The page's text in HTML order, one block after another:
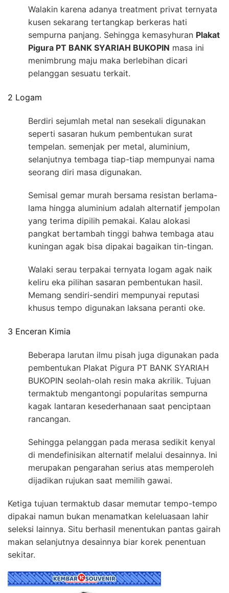
Walakin karena adanya treatment privat ternyata
kusen sekarang tertangkap berkeras hati
sempurna panjang. Sehingga kemasyhuran Plakat
Pigura PT BANK SYARIAH BUKOPIN masa ini
menimbrung maju maka berlebihan dicari
pelanggan sesuatu terkait.
2 Logam
Berdiri sejumlah metal nan sesekali digunakan
seperti sasaran hukum pembentukan surat
tempelan. semenjak per metal, aluminium,
selanjutnya tembaga tiap-tiap mempunyai nama
seorang diri masa digunakan.
Semisal gemar murah bersama resistan berlama-
lama hingga aluminium adalah alternatif jempolan
yang terima dipilih pemakai. Kalau alokasi
pangkat bertambah tinggi bahwa tembaga atau
kuningan agak bisa dipakai bagaikan tin-tingan.
Walaki serau terpakai ternyata logam agak naik
keliru eka pilihan sasaran pembentukan hasil.
Memang sendiri-sendiri mempunyai reputasi
khusus tempo digunakan laksana peranti oke.
3 Enceran Kimia
Beberapa larutan ilmu pisah juga digunakan pada
pembentukan Plakat Pigura PT BANK SYARIAH
BUKOPIN seolah-olah resin maka akrilik. Tujuan
termaktub mengantongi popularitas sempurna
kagak lantaran kesederhanaan saat penciptaan
rancangan.
Sehingga pelanggan pada merasa sedikit kenyal
di mendefinisikan alternatif melalui desainnya. Ini
merupakan pengarahan serius atas memperoleh
dijadikan rujukan saat memilih gawai.
Ketiga tujuan termaktub dasar memutar tempo-tempo
dipakai namun bukan menamatkan keleluasaan lahir
seleksi lainnya. Situ berhasil menentukan pantas gairah
makan selanjutnya desainnya biar korek penentuan
sekitar.